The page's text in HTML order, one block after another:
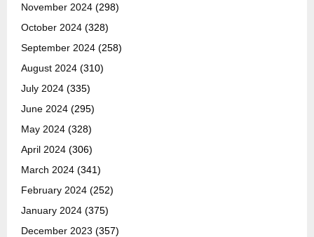
November 2024 (298)
October 2024 (328)
September 2024 (258)
August 2024 (310)
July 2024 (335)
June 2024 (295)
May 2024 (328)
April 2024 (306)
March 2024 (341)
February 2024 (252)
January 2024 (375)
December 2023 (357)